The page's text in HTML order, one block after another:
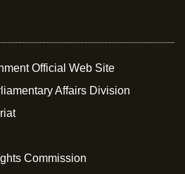
Official Web Site
Affairs Division
Commission